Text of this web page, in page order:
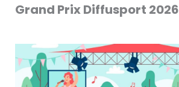
Grand Prix Diffusport 2026